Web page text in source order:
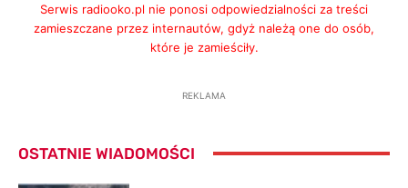
Serwis radiooko.pl nie ponosi odpowiedzialności za treści
zamieszczane przez internautów, gdyż należą one do osób,
które je zamieściły.
REKLAMA
OSTATNIE WIADOMOŚCI